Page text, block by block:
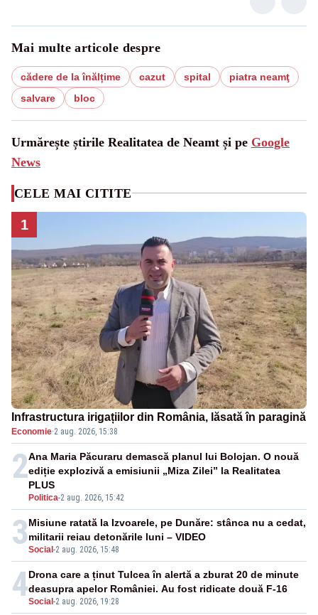
Mai multe articole despre
cădere de la înălțime cazut spital
piatra neamţ
salvare
bloc
Urmărește știrile Realitatea de Neamt și pe Google
News
CELE MAI CITITE
1
Infrastructura irigațiilor din România, lăsată în paragină
Economie·2 aug. 2026, 15:38
2
Politica-2 aug. 2026, 15:42
Ana Maria Păcuraru demască planul lui Bolojan. O nouă
ediție explozivă a emisiunii „Miza Zilei” la Realitatea
PLUS
3Social -2 aug. 2026, 15:48
Misiune ratată la Izvoarele, pe Dunăre: stânca nu a cedat,
militarii reiau detonările luni – VIDEO
4Social -2 aug. 2026, 19:28
Drona care a ținut Tulcea în alertă a zburat 20 de minute
deasupra apelor României. Au fost ridicate două F-16